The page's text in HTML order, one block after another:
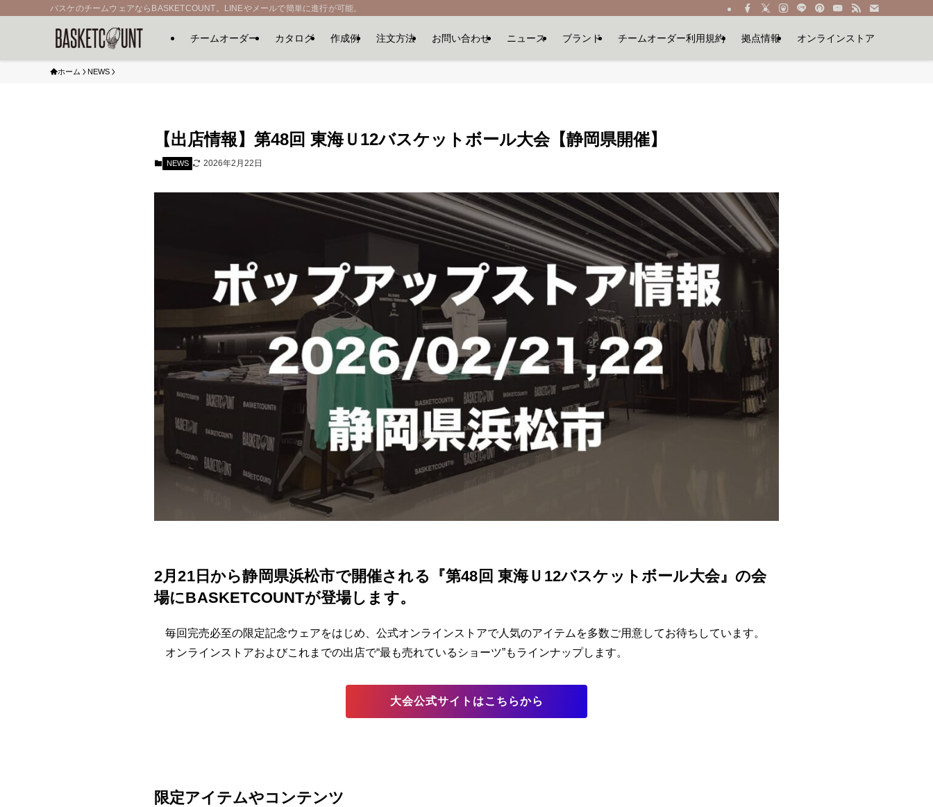
バスケのチームウェアならBASKETCOUNT。LINEやメールで簡単に進行が可能。
チームオーダー カタログ 作成例 注文方法 お問い合わせ ニュース ブランド チームオーダー利用規約 拠点情報 オンラインストア
ホーム NEWS
【出店情報】第48回 東海Ｕ12バスケットボール大会【静岡県開催】
NEWS 2026年2月22日
2月21日から静岡県浜松市で開催される『第48回 東海Ｕ12バスケットボール大会』の会
場にBASKETCOUNTが登場します。
毎回完売必至の限定記念ウェアをはじめ、公式オンラインストアで人気のアイテムを多数ご用意してお待ちしています。
オンラインストアおよびこれまでの出店で“最も売れているショーツ”もラインナップします。
大会公式サイトはこちらから
限定アイテムやコンテンツ